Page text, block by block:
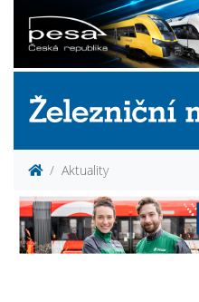
Aktuality